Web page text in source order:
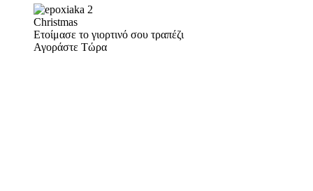
Christmas
Ετοίμασε το γιορτινό σου τραπέζι
Αγοράστε Τώρα